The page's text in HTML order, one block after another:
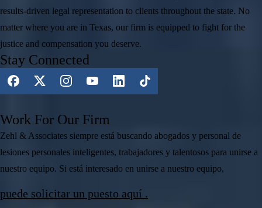
results-driven legal representation to clients throughout the state. No
matter where you are in Texas, our firm is equipped to fight for the
justice and compensation you deserve.
Stay Connected
Work For Our Firm
Zehl & Associates siempre está buscando abogados y personal de
lesiones personales inteligentes, trabajadores y talentosos para unirse a
nuestro equipo. Si está interesado en unirse a nuestro equipo,
puede solicitar un puesto aquí .